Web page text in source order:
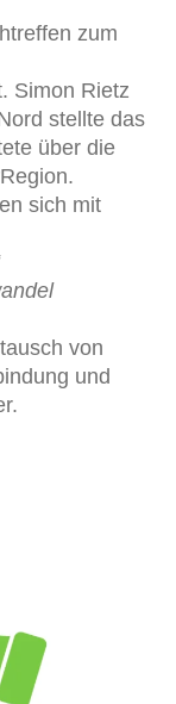
zum
Simon Rietz
stellte das
über die
sich mit
von
und